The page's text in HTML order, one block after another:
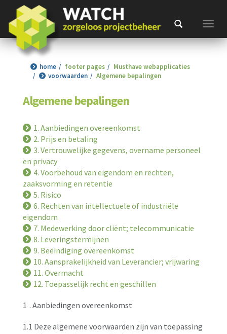
home footer pages
Musthave webapplicaties
voorwaarden
Algemene bepalingen
Algemene bepalingen
1. Aanbiedingen overeenkomst
2. Prijs en betaling
3. Vertrouwelijke gegevens, overname personeel
en privacy
4. Voorbehoud van eigendom en rechten,
zaaksvorming en retentie
5. Risico
6. Rechten van intellectuele of industriële
eigendom
7. Medewerking door cliënt; telecommunicatie
8. Leveringstermijnen
9. Beëindiging overeenkomst
10. Aansprakelijkheid van Leverancier; vrijwaring
11. Overmacht
12. Toepasselijk recht en geschillen
1 . Aanbiedingen overeenkomst
1.1 Deze algemene voorwaarden zijn van toepassing